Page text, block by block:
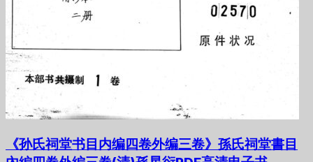
《孙氏祠堂书目内编四卷外编三卷》孫氏祠堂書目